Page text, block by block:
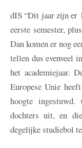
dIS “Dit jaar zijn er
eerste semester,
Dan komen er nog
tellen dus evenveel
het academiejaar.
Europese Unie
hoogte ingestuwd.
dochters uit, en
degelijke studiebol